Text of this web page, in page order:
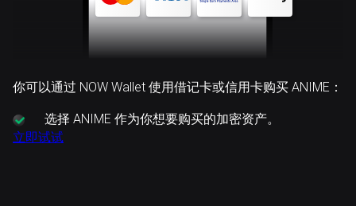
你可以通过 NOW Wallet 使用借记卡或信用卡购买 ANIME：
选择 ANIME 作为你想要购买的加密资产。
立即试试